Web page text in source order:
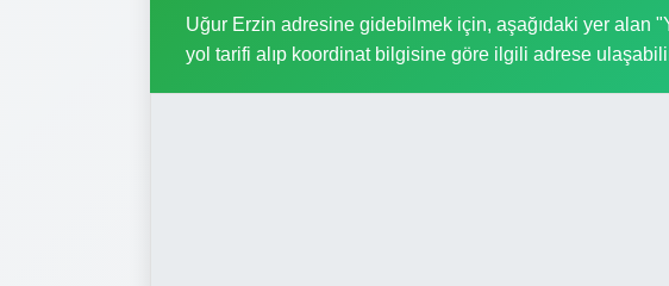
Uğur Erzin adresine gidebilmek için, aşağıdaki yer alan
yol tarifi alıp koordinat bilgisine göre ilgili adrese